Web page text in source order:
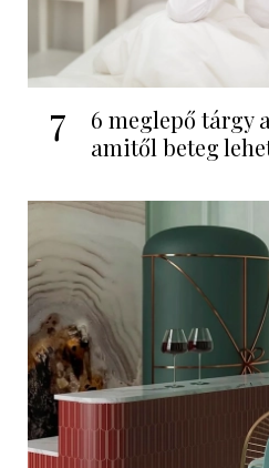
7
6 meglepő tárgy
amitől beteg